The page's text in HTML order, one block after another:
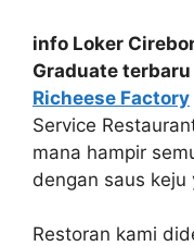
info Loker
Graduate
Richeese Factory
Service
mana hampir
dengan saus keju
Restoran kami